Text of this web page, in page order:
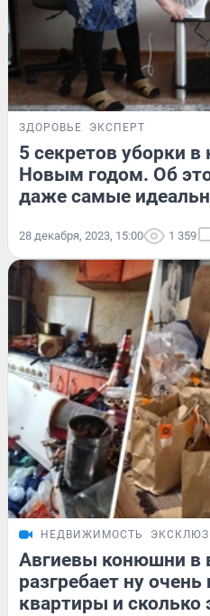
ЗДОРОВЬЕ ЭКСПЕРТ
5 секретов уборки в
Новым годом. Об
даже самые
28 декабря, 2023, 15:00 1 359
НЕДВИЖИМОСТЬ
Авгиевы конюшни в
разгребает ну
квартиры и сколько